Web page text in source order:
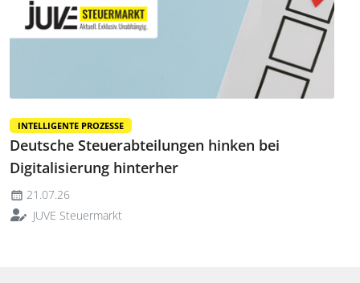
INTELLIGENTE PROZESSE
Deutsche Steuerabteilungen hinken bei
Digitalisierung hinterher
21.07.26
JUVE Steuermarkt